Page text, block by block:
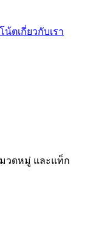
น้ตเกี่ยวกับเรา
วดหมู่ และแท็ก